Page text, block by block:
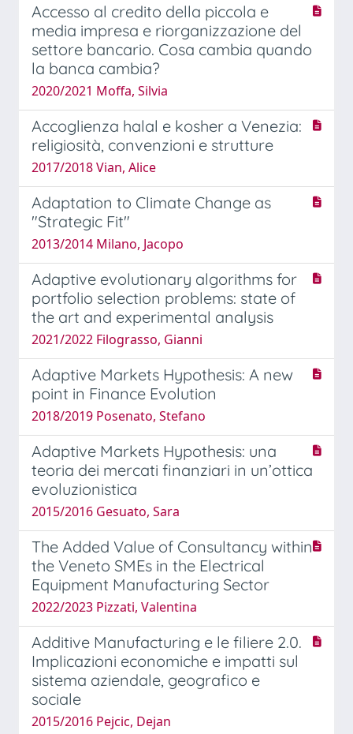
Accesso al credito della piccola e
media impresa e riorganizzazione del
settore bancario. Cosa cambia quando
la banca cambia?
2020/2021 Moffa, Silvia
Accoglienza halal e kosher a Venezia:
religiosità, convenzioni e strutture
2017/2018 Vian, Alice
Adaptation to Climate Change as
"Strategic Fit"
2013/2014 Milano, Jacopo
Adaptive evolutionary algorithms for
portfolio selection problems: state of
the art and experimental analysis
2021/2022 Filograsso, Gianni
Adaptive Markets Hypothesis: A new
point in Finance Evolution
2018/2019 Posenato, Stefano
Adaptive Markets Hypothesis: una
teoria dei mercati finanziari in un’ottica
evoluzionistica
2015/2016 Gesuato, Sara
The Added Value of Consultancy within
the Veneto SMEs in the Electrical
Equipment Manufacturing Sector
2022/2023 Pizzati, Valentina
Additive Manufacturing e le filiere 2.0.
Implicazioni economiche e impatti sul
sistema aziendale, geografico e
sociale
2015/2016 Pejcic, Dejan